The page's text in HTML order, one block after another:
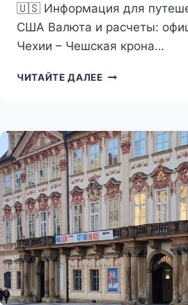
🇺🇸 Информация для
США Валюта и расчеты:
Чехии – Чешская крона…
ЧИТАЙТЕ ДАЛЕЕСКРЫТЫЕ